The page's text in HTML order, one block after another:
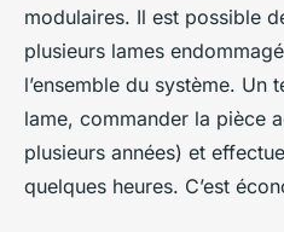
modulaires. Il est possible
plusieurs lames
l’ensemble du système. Un
lame, commander la pièce
plusieurs années) et
quelques heures. C’est